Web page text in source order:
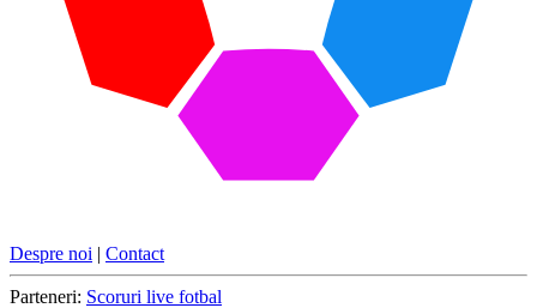
Despre noi | Contact
Parteneri: Scoruri live fotbal